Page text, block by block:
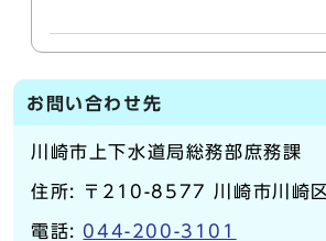
お問い合わせ先
川崎市上下水道局総務部庶務課
住所: 〒210-8577 川崎市川崎
電話: 044-200-3101